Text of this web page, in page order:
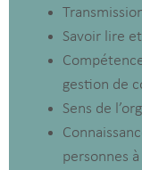
Savoir lire
gestion de
Sens de
personnes